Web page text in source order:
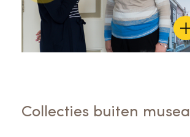
Collecties buiten musea